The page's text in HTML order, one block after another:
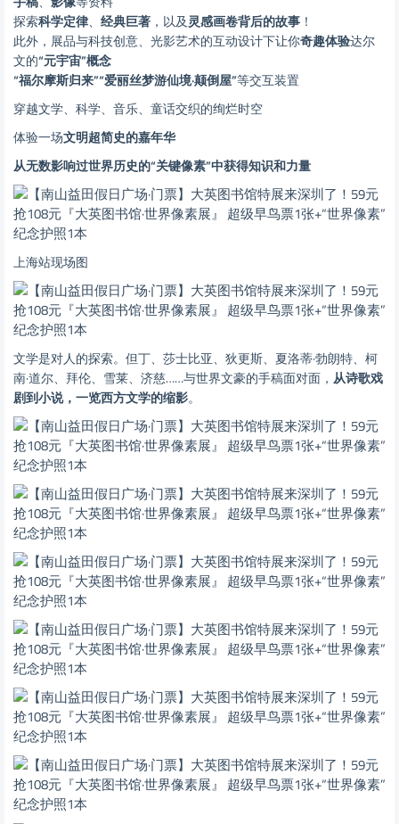
探索科学定律、 经典巨著 ，以及灵感画卷背后的故事 ！
此外，展品与科技创意、光影艺术的互动设计下让你奇趣体验达尔
文的“元宇宙”概念
“福尔摩斯归来”“爱丽丝梦游仙境·颠倒屋”等交互装置
穿越文学、科学、音乐、童话交织的绚烂时空
体验一场文明超简史的嘉年华
从无数影响过世界历史的“关键像素”中获得知识和力量
上海站现场图
文学是对人的探索。但丁、莎士比亚、狄更斯、夏洛蒂·勃朗特、柯
南·道尔、拜伦、雪莱、济慈……与世界文豪的手稿面对面， 从诗歌戏
剧到小说，一览西方文学的缩影。